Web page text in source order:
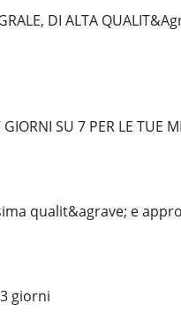
DI ALTA
SU 7 PER LE TUE
qualit&agrave; e
giorni